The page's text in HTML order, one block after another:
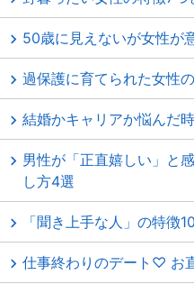
50歳に見えないが女性が
過保護に育てられた女性
結婚かキャリアか悩んだ
男性が「正直嬉しい」と
し方4選
「聞き上手な人」の特徴
仕事終わりのデート♡ お